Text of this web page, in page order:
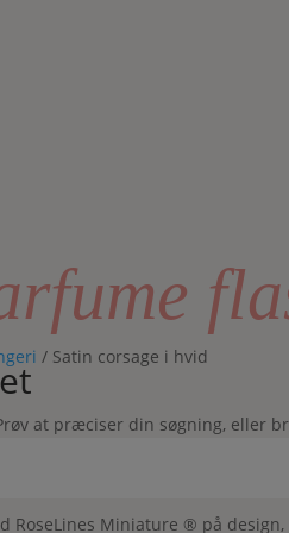
/ Satin corsage i hvid
at præciser din søgning, eller
RoseLines Miniature ® på